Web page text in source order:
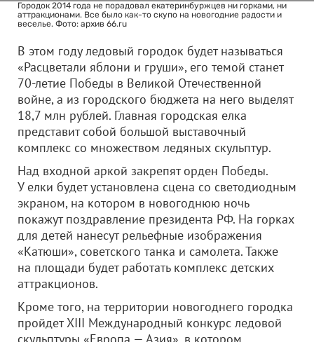
Городок 2014 года не порадовал екатеринбуржцев ни горками, ни
аттракционами. Все было как-то скупо на новогодние радости и
веселье. Фото: архив 66.ru
В этом годуледовый городок будет называться
«Расцветали яблони и груши», его темой станет
70-летие Победы в Великой Отечественной
войне, а из городского бюджета на него выделят
18,7 млн рублей. Главная городская елка
представит собой большой выставочный
комплекс со множеством ледяных скульптур.
Над входной аркой закрепят орден Победы.
У елки будет установлена сцена со светодиодным
экраном, на котором в новогоднюю ночь
покажут поздравление президента РФ. На горках
для детей нанесут рельефные изображения
«Катюши», советского танка и самолета. Также
на площади будет работать комплекс детских
аттракционов.
Кроме того, на территории новогоднего городка
пройдет XIII Международный конкурс ледовой